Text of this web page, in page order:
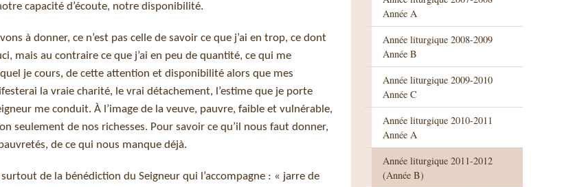
capacité d’écoute, notre disponibilité.
à donner, ce n’est pas celle de savoir ce que j’ai en trop, ce dont
mais au contraire ce que j’ai en peu de quantité, ce qui me
je cours, de cette attention et disponibilité alors que mes
la vraie charité, le vrai détachement, l’estime que je porte
me conduit. À l’image de la veuve, pauvre, faible et vulnérable,
seulement de nos richesses. Pour savoir ce qu’il nous faut donner,
de ce qui nous manque déjà.
de la bénédiction du Seigneur qui l’accompagne : « jarre de
Année A
Année liturgique 2008-2009
Année B
Année liturgique 2009-2010
Année C
Année liturgique 2010-2011
Année A
Année liturgique 2011-2012
(Année B)